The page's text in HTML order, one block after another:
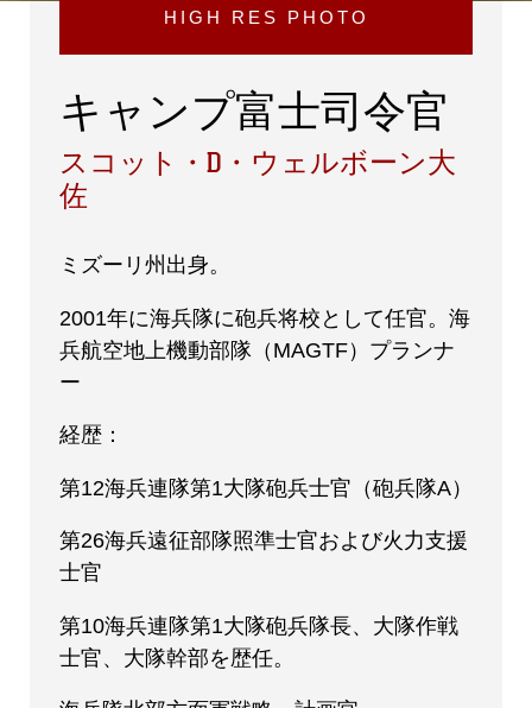
HIGH RES PHOTO
キャンプ富士司令官
スコット・D・ウェルボーン大
佐
ミズーリ州出身。
2001年に海兵隊に砲兵将校として任官。海
兵航空地上機動部隊（MAGTF）プランナ
ー
経歴：
第12海兵連隊第1大隊砲兵士官（砲兵隊A）
第26海兵遠征部隊照準士官および火力支援
士官
第10海兵連隊第1大隊砲兵隊長、大隊作戦
士官、大隊幹部を歴任。